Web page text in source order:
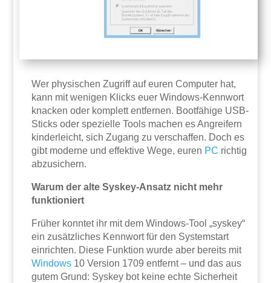
Wer physischen Zugriff auf euren Computer hat,
kann mit wenigen Klicks euer Windows-Kennwort
knacken oder komplett entfernen. Bootfähige USB-
Sticks oder spezielle Tools machen es Angreifern
kinderleicht, sich Zugang zu verschaffen. Doch es
gibt moderne und effektive Wege, euren PC richtig
abzusichern.
Warum der alte Syskey-Ansatz nicht mehr
funktioniert
Früher konntet ihr mit dem Windows-Tool „syskey“
ein zusätzliches Kennwort für den Systemstart
einrichten. Diese Funktion wurde aber bereits mit
Windows 10 Version 1709 entfernt – und das aus
gutem Grund: Syskey bot keine echte Sicherheit